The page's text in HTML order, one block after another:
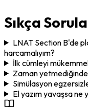
Sıkça
LNAT Section B'de
harcamalıyım?
İlk cümleyi mükemmel
Zaman yetmediğinde
Simülasyon
El yazım yavaşsa ne